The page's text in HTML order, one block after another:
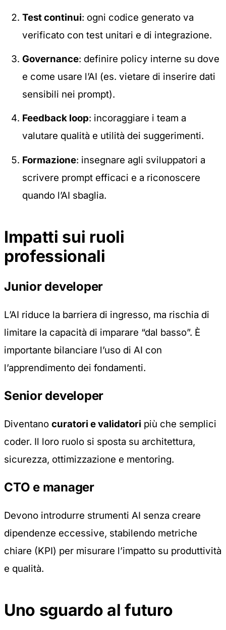
Test continui: ogni codice generato va
verificato con test unitari e di integrazione.
Governance: definire policy interne su dove
e come usare l’AI (es. vietare di inserire dati
sensibili nei prompt).
Feedback loop: incoraggiare i team a
valutare qualità e utilità dei suggerimenti.
Formazione: insegnare agli sviluppatori a
scrivere prompt efficaci e a riconoscere
quando l’AI sbaglia.
Impatti sui ruoli
professionali
Junior developer
L’AI riduce la barriera di ingresso, ma rischia di
limitare la capacità di imparare “dal basso”. È
importante bilanciare l’uso di AI con
l’apprendimento dei fondamenti.
Senior developer
Diventano curatori e validatori più che semplici
coder. Il loro ruolo si sposta su architettura,
sicurezza, ottimizzazione e mentoring.
CTO e manager
Devono introdurre strumenti AI senza creare
dipendenze eccessive, stabilendo metriche
chiare (KPI) per misurare l’impatto su produttività
e qualità.
Uno sguardo al futuro